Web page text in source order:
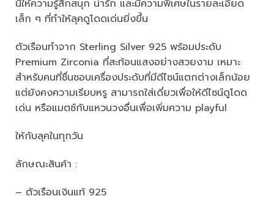
นี้ให้ความรู้สึกสนุก น่ารัก และมีความพิเศษในรายละเอียด
เล็ก ๆ ที่ทำให้ลุคดูโดดเด่นยิ่งขึ้น
ตัวเรือนทำจาก Sterling Silver 925 พร้อมประดับ
Premium Zirconia ที่สะท้อนแสงอย่างสวยงาม เหมาะ
สำหรับคนที่ชื่นชอบเครื่องประดับที่มีดีไซน์แตกต่างเล็กน้อย
แต่ยังคงความเรียบหรู สามารถใส่เดี่ยวเพื่อให้ดีไซน์ดูโดด
เด่น หรือแมตช์กับแหวนวงอื่นเพื่อเพิ่มความ playful
ให้กับลุคในทุกวัน
ลักษณะสินค้า :
– ตัวเรือนเงินแท้ 925